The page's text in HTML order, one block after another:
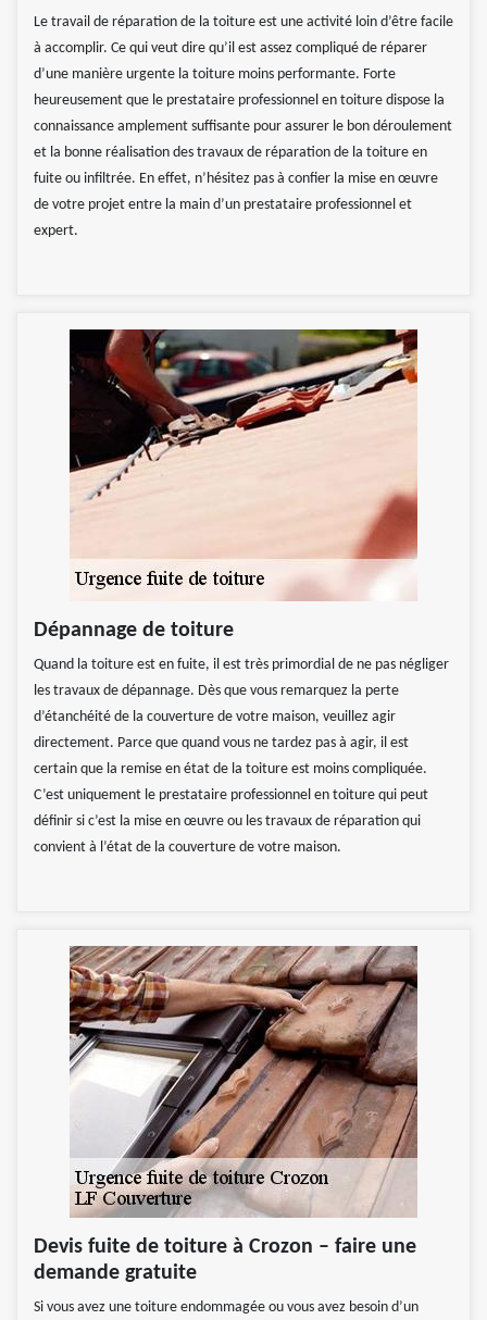
Le travail de réparation de la toiture est une activité loin d’être facile
à accomplir. Ce qui veut dire qu’il est assez compliqué de réparer
d’une manière urgente la toiture moins performante. Forte
heureusement que le prestataire professionnel en toiture dispose la
connaissance amplement suffisante pour assurer le bon déroulement
et la bonne réalisation des travaux de réparation de la toiture en
fuite ou infiltrée. En effet, n’hésitez pas à confier la mise en œuvre
de votre projet entre la main d’un prestataire professionnel et
expert.
Dépannage de toiture
Quand la toiture est en fuite, il est très primordial de ne pas négliger
les travaux de dépannage. Dès que vous remarquez la perte
d’étanchéité de la couverture de votre maison, veuillez agir
directement. Parce que quand vous ne tardez pas à agir, il est
certain que la remise en état de la toiture est moins compliquée.
C’est uniquement le prestataire professionnel en toiture qui peut
définir si c’est la mise en œuvre ou les travaux de réparation qui
convient à l’état de la couverture de votre maison.
Devis fuite de toiture à Crozon – faire une
demande gratuite
Si vous avez une toiture endommagée ou vous avez besoin d’un